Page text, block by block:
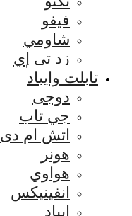
فيفو
شاومي
زد تي إي
تابلت وايباد
دوجى
جي تاب
اتش ام دى
هونر
هواوي
انفينيكس
ايباد